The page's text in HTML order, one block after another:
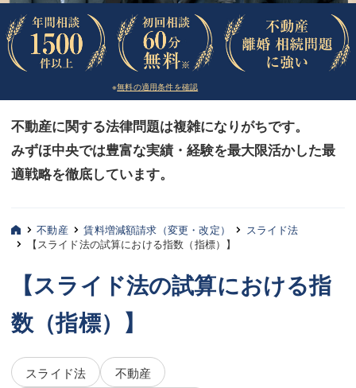
刑事弁護
交通事故
法律相談など（その他）
お客様へ
みずほ中央の特長・形式編
三平 聡史
酒井 博之
坂本 陽一
※無料の適用条件を確認
不動産に関する法律問題は複雑になりがちです。
みずほ中央では豊富な実績・経験を最大限活かした最
適戦略を徹底しています。
刑事弁護
交通事故
法律相談など（その他）
お客様へ
みずほ中央の特長・形式編
三平 聡史
酒井 博之
坂本 陽一
不動産 賃料増減額請求（変更・改定）
スライド法
【スライド法の試算における指数（指標）】
【スライド法の試算における指
数（指標）】
スライド法
不動産